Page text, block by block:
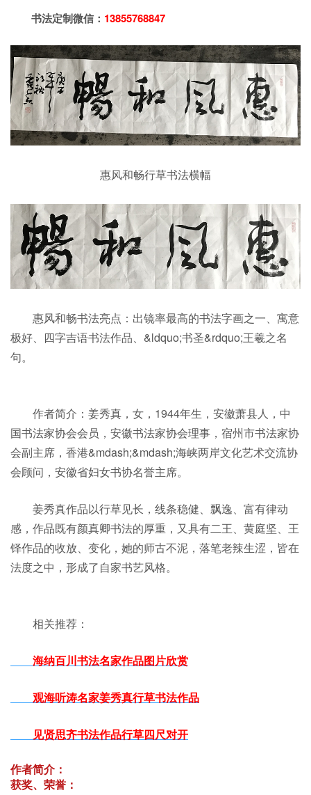
书法定制微信： 13855768847
惠风和畅行草书法横幅
惠风和畅书法亮点：出镜率最高的书法字画之一、寓意
极好、四字吉语书法作品、&ldquo;书圣&rdquo;王羲之名
句。
作者简介：姜秀真，女，1944年生，安徽萧县人，中
国书法家协会会员，安徽书法家协会理事，宿州市书法家协
会副主席，香港&mdash;&mdash;海峡两岸文化艺术交流协
会顾问，安徽省妇女书协名誉主席。
姜秀真作品以行草见长，线条稳健、飘逸、富有律动
感，作品既有颜真卿书法的厚重，又具有二王、黄庭坚、王
铎作品的收放、变化，她的师古不泥，落笔老辣生涩，皆在
法度之中，形成了自家书艺风格。
相关推荐：
海纳百川书法名家作品图片欣赏
观海听涛名家姜秀真行草书法作品
见贤思齐书法作品行草四尺对开
作者简介：
获奖、荣誉：